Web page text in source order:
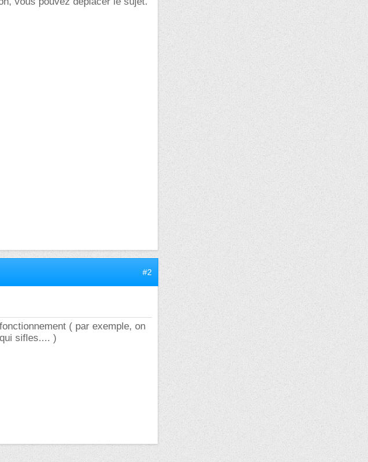
#2
( par exemple, on
sifles.... )